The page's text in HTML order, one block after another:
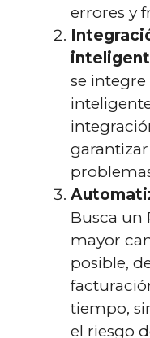
errores y
se
Busca un
mayor
posible,
tiempo,
el riesgo